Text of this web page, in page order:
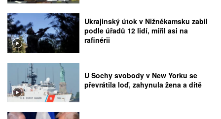
Ukrajinský útok v Nižněkamsku zabil
podle úřadů 12 lidí, mířil asi na
rafinérii
U Sochy svobody v New Yorku se
převrátila loď, zahynula žena a dítě